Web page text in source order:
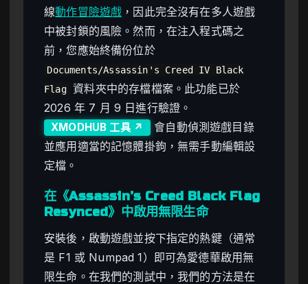
線動作冒險遊戲 ，因此完全沒有在多人遊戲
中被封鎖的風險。然而，在注入程式碼之
前，您應始終備份位於
Documents/Assassin's Creed IV Black
Flag 資料夾中的存檔檔案。此功能已於
2026 年 7 月 9 日進行驗證。
XMODHUB 工具 ↗
會自動偵測遊戲目錄
並應用適當的記憶體掛鉤，無需手動編輯設
定檔。
在《Assassin’s Creed Black Flag
Resynced》中啟用無限生命
安裝後，啟動遊戲並按下指定的熱鍵（通常
是 F1 或 Numpad 1）即可為愛德華啟用無
限生命。在我們的測試中，我們的方法是在